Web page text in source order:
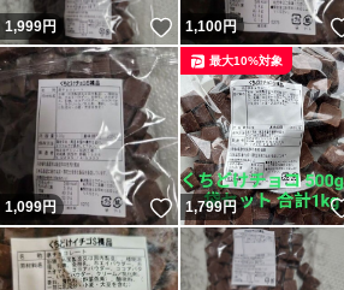
1,999円 いいね！
1,100円
1,099円 いいね！
1,799円
最大10%対象